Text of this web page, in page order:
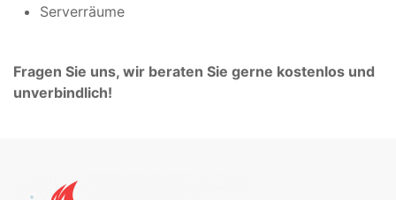
Serverräume
Fragen Sie uns, wir beraten Sie gerne kostenlos und
un­ver­bind­lich!